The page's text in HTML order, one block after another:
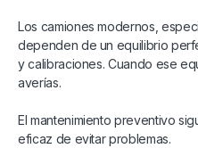
Los camiones modernos,
dependen de un equilibrio
y calibraciones. Cuando ese
averías.
El mantenimiento preventivo
eficaz de evitar problemas.